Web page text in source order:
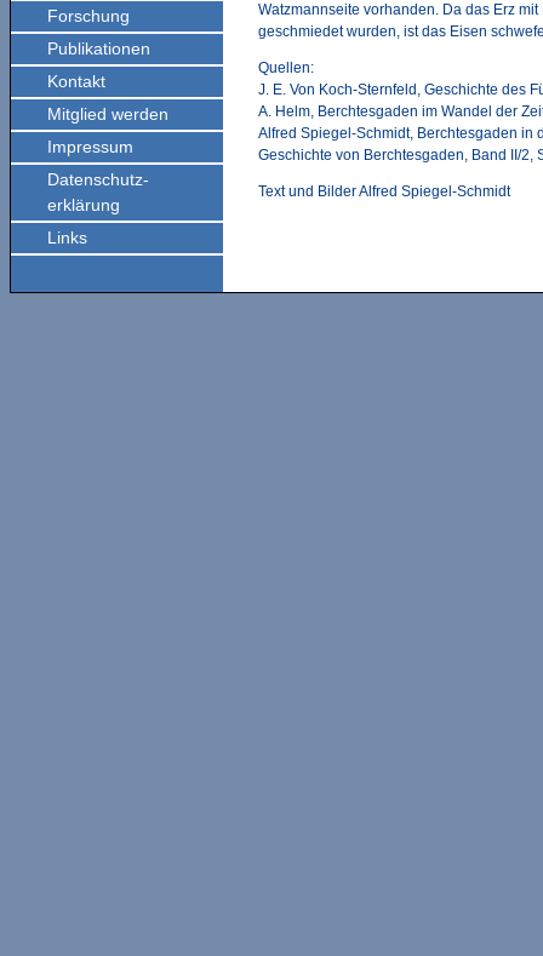
Forschung
Publikationen
Kontakt
Mitglied werden
Impressum
Datenschutz-
erklärung
Links
Watzmannseite vorhanden. Da das Erz
geschmiedet wurden, ist das Eisen
Quellen:
J. E. Von Koch-Sternfeld, Geschichte des
A. Helm, Berchtesgaden im Wandel der
Alfred Spiegel-Schmidt, Berchtesgaden in
Geschichte von Berchtesgaden, Band II/2,
Text und Bilder Alfred Spiegel-Schmidt